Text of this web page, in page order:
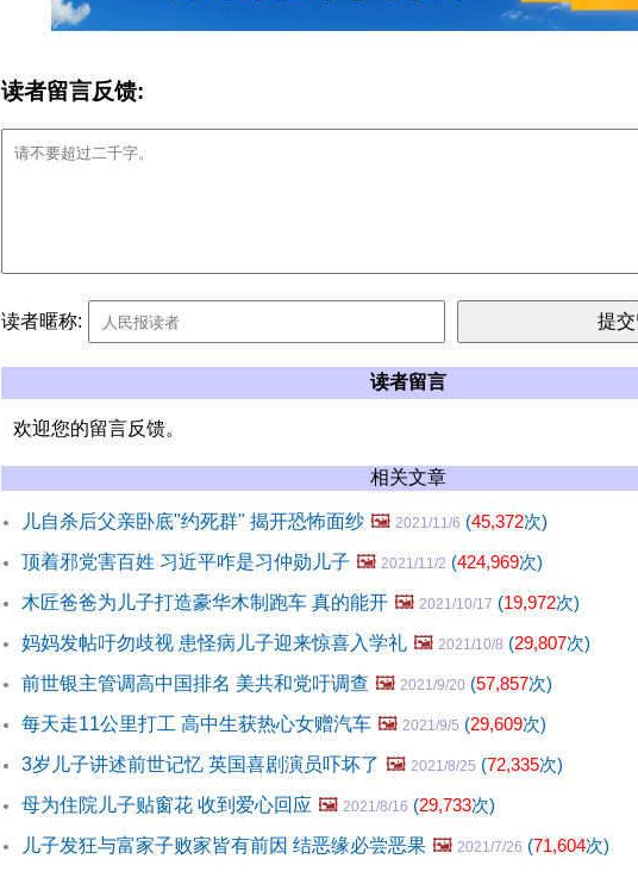
读者留言反馈:
读者暱称:
读者留言
欢迎您的留言反馈。
相关文章
儿自杀后父亲卧底"约死群" 揭开恐怖面纱 🖼️ 2021/11/6 (45,372次)
顶着邪党害百姓 习近平咋是习仲勋儿子 🖼️ 2021/11/2 (424,969次)
木匠爸爸为儿子打造豪华木制跑车 真的能开 🖼️ 2021/10/17 (19,972次)
妈妈发帖吁勿歧视 患怪病儿子迎来惊喜入学礼 🖼️ 2021/10/8 (29,807次)
前世银主管调高中国排名 美共和党吁调查 🖼️ 2021/9/20 (57,857次)
每天走11公里打工 高中生获热心女赠汽车 🖼️ 2021/9/5 (29,609次)
3岁儿子讲述前世记忆 英国喜剧演员吓坏了 🖼️ 2021/8/25 (72,335次)
母为住院儿子贴窗花 收到爱心回应 🖼️ 2021/8/16 (29,733次)
儿子发狂与富家子败家皆有前因 结恶缘必尝恶果 🖼️ 2021/7/26 (71,604次)